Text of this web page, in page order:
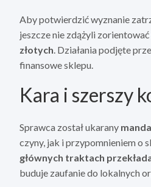
Aby potwierdzić wyznanie
jeszcze nie zdążyli
złotych. Działania podjęte
finansowe sklepu.
Kara i szerszy
Sprawca został ukarany
czyny, jak i przypomnieniem o
głównych traktach
buduje zaufanie do lokalnych